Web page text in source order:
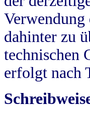
dahinter zu
technischen
erfolgt nach